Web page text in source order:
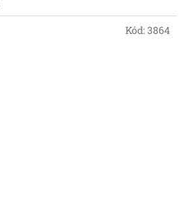
Kód:3864